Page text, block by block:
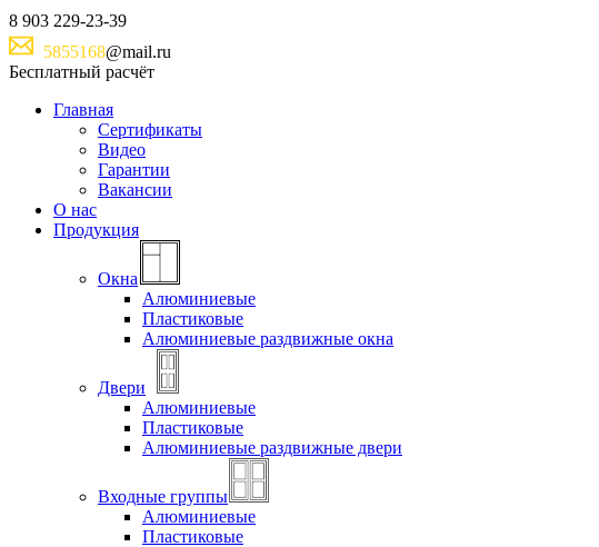
8 903 229-23-39
5855168@mail.ru
Бесплатный расчёт
Главная
Сертификаты
Видео
Гарантии
Вакансии
О нас
Продукция
Окна
Алюминиевые
Пластиковые
Алюминиевые раздвижные окна
Двери
Алюминиевые
Пластиковые
Алюминиевые раздвижные двери
Входные группы
Алюминиевые
Пластиковые